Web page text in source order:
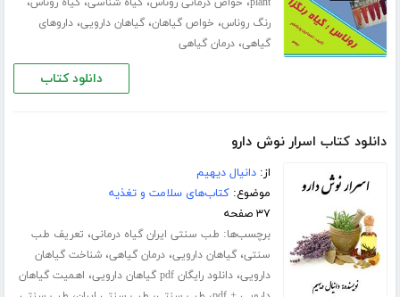
رنگ روناس، خواص گیاهان،گیاهان دارویی،داروهای
گیاهی،درمان گیاهی
دانلود کتاب
دانلود کتاب اسرار نوش دارو
از:دانیال دیهیم
موضوع:کتاب‌های سلامت و تغذیه
۳۷ صفحه
برچسب‌ها: طب سنتی ایران گیاه درمانی، تعریف طب
سنتی،گیاهان دارویی،درمان گیاهی،شناخت گیاهان
دارویی،دانلود رایگان pdf گیاهان دارویی ، اهمیت گیاهان